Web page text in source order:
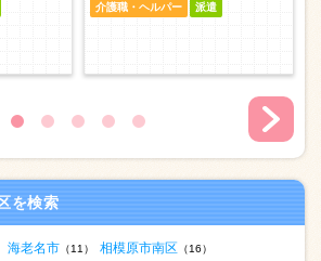
介護職・ヘルパー 派遣
を検索
海老名市 （11） 相模原市南区 （16）